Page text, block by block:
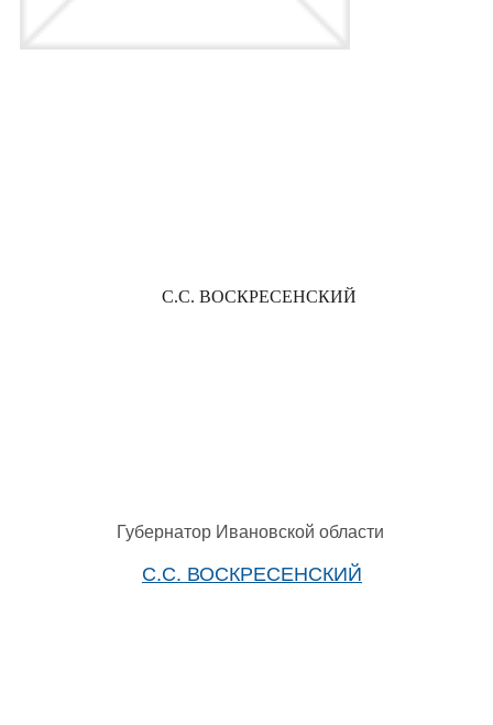
С.С. ВОСКРЕСЕНСКИЙ
Губернатор Ивановской области
С.С. ВОСКРЕСЕНСКИЙ